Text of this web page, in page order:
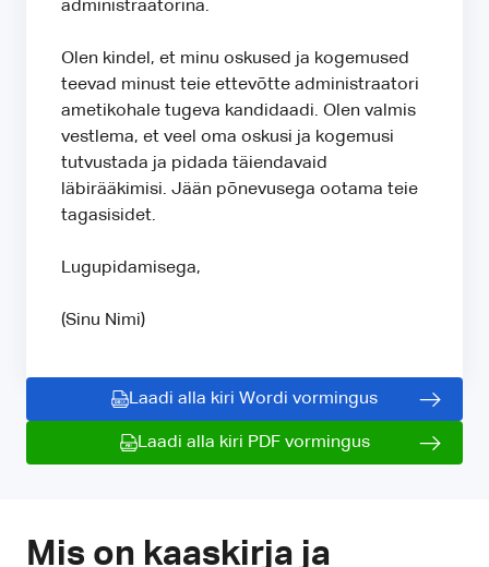
administraatorina.
Olen kindel, et minu oskused ja kogemused
teevad minust teie ettevõtte administraatori
ametikohale tugeva kandidaadi. Olen valmis
vestlema, et veel oma oskusi ja kogemusi
tutvustada ja pidada täiendavaid
läbirääkimisi. Jään põnevusega ootama teie
tagasisidet.
Lugupidamisega,
(Sinu Nimi)
Laadi alla kiri Wordi vormingus
Laadi alla kiri PDF vormingus
Mis on kaaskirja ja